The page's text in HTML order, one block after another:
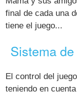
final de cada una
tiene el juego...
Sistema
El control del
teniendo en